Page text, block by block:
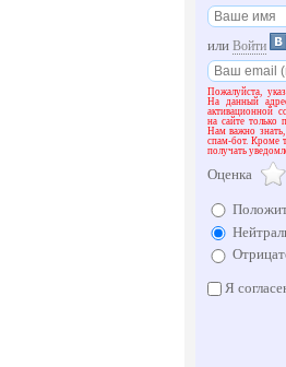
или Войти
Пожалуйста,
На данный
активационной
на сайте только
Нам важно
спам-бот. Кроме
получать
Оценка
Я